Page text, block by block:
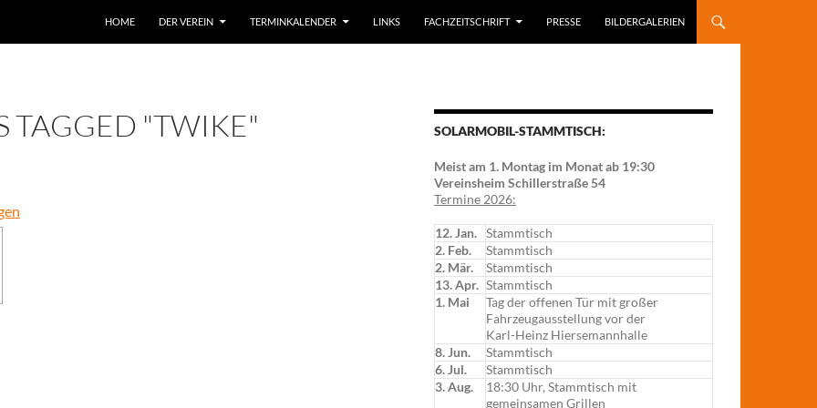
HOME DER VEREIN TERMINKALENDER LINKS FACHZEITSCHRIFT PRESSE BILDERGALERIEN
TAGGED "TWIKE" SOLARMOBIL-STAMMTISCH:
Meist am 1. Montag im Monat ab 19:30
Vereinsheim Schillerstraße 54
Termine 2026:
12. Jan. Stammtisch
2. Feb.
Stammtisch
2. Mär.
Stammtisch
13. Apr. Stammtisch
1. Mai
Tag der offenen Tür mit großer
Fahrzeugausstellung vor der
Karl-Heinz Hiersemannhalle
8. Jun.
Stammtisch
6. Jul.
Stammtisch
3. Aug.
18:30 Uhr, Stammtisch mit
gemeinsamen Grillen